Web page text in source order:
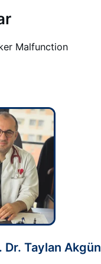
Malfunction
Dr. Taylan Akgün